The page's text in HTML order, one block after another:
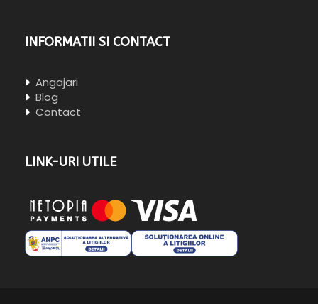
INFORMATII SI CONTACT
Angajari
Blog
Contact
LINK-URI UTILE